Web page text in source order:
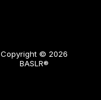
Copyright © 2026
BASLR®